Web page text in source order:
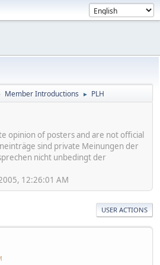
Member Introductions ► PLH
opinion of posters and are not official
sind private Meinungen der
nicht unbedingt der
12:26:01 AM
USER ACTIONS